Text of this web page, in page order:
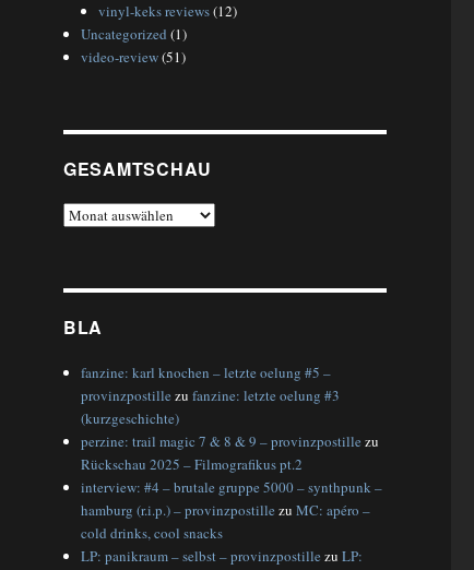
vinyl-keks reviews(12)
Uncategorized (1)
video-review(51)
GESAMTSCHAU
gesamtschau
BLA
fanzine: karl knochen – letzte oelung #5 –
provinzpostille zufanzine: letzte oelung #3
(kurzgeschichte)
perzine: trail magic 7 & 8 & 9 – provinzpostille zu
Rückschau 2025 – Filmografikus pt.2
interview: #4 – brutale gruppe 5000 – synthpunk –
hamburg (r.i.p.) – provinzpostille zuMC: apéro –
cold drinks, cool snacks
LP: panikraum – selbst – provinzpostille zuLP: